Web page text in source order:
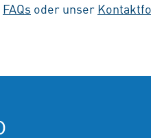
FAQs oder unser